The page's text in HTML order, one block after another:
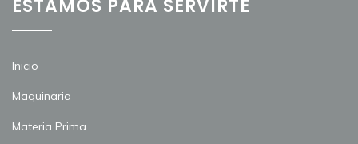
ESTAMOS PARA SERVIRTE
Inicio
Maquinaria
Materia Prima